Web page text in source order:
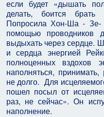
если будет «дышать
делать, боится брать
Попросила Хон-Ша -
помощью
выдыхать через сердце.
и сердца энергией
полноценных вздохов
наполняться,
не долго. Для
пошел посыл от
раз, не сейчас». Он
наполнение.